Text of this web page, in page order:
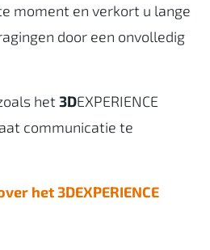
moment en verkort u lange
door een onvolledig
het3DEXPERIENCE
communicatie te
het 3DEXPERIENCE